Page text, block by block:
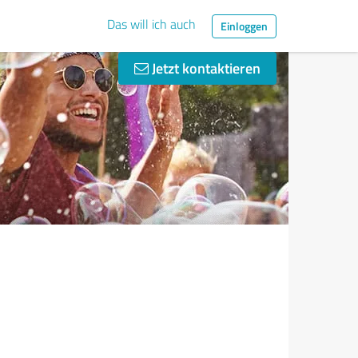
Das will ich auch Einloggen
Jetzt kontaktieren